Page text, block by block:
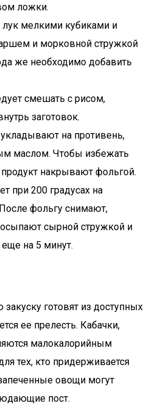
ложки.
мелкими кубиками и
и морковной стружкой
же необходимо добавить
смешать с рисом,
заготовок.
на противень,
маслом. Чтобы избежать
накрывают фольгой.
при 200 градусах на
фольгу снимают,
сырной стружкой и
на 5 минут.
готовят из доступных
ее прелесть. Кабачки,
малокалорийным
тех, кто придерживается
овощи могут
пост.­